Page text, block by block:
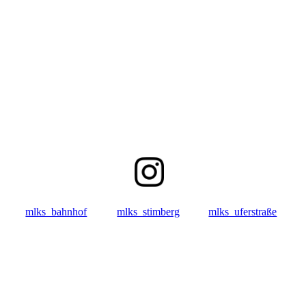
mlks_bahnhof mlks_stimberg mlks_uferstraße